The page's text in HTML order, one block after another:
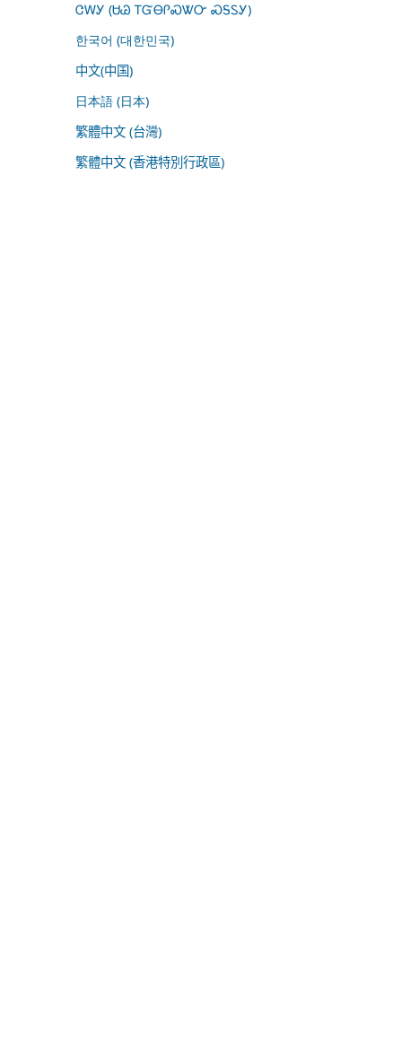
ᏣᎳᎩ (ᏌᏊ ᎢᏳᎾᎵᏍᏔᏅ ᏍᎦᏚᎩ)
한국어 (대한민국)
中文(中国)
日本語 (日本)
繁體中文 (台灣)
繁體中文 (香港特別行政區)